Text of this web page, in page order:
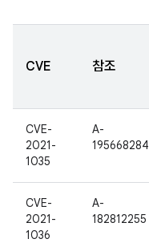
CVE 참조
CVE-
2021-
1035
A-
195668284
CVE-
2021-
1036
A-
182812255